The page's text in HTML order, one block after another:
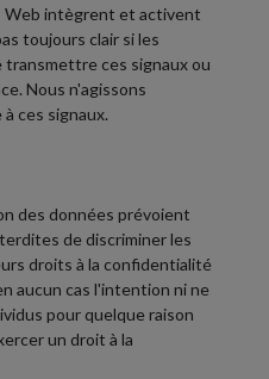
Web intègrent et activent
toujours clair si les
ces signaux ou
Nous n'agissons
ces signaux.
des données prévoient
de discriminer les
droits à la confidentialité
aucun cas l'intention ni ne
pour quelque raison
un droit à la